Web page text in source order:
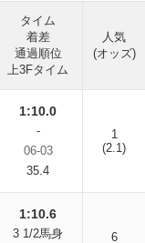
タイム
着差
通過順位
上3Fタイム
人気
(オッズ)
1:10.0
-
06-03
35.4
1
(2.1)
1:10.6
3 1/2馬身
6